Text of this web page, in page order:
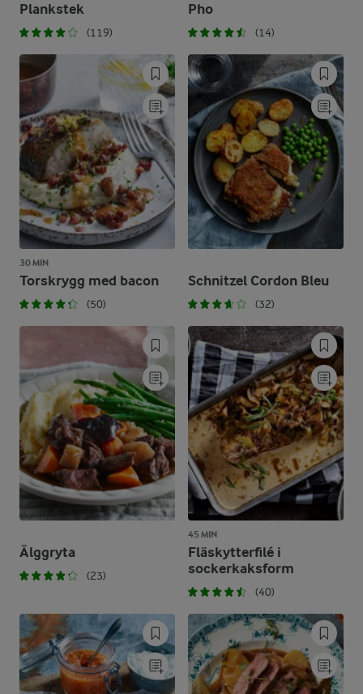
Plankstek
(119)
Pho
(14)
30 MIN
Torskrygg med bacon
(50)
Schnitzel Cordon Bleu
(32)
Älggryta
(23)
45 MIN
Fläskytterfilé i
sockerkaksform
(40)